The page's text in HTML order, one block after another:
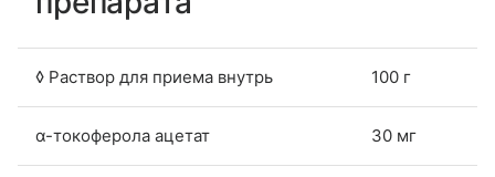
◊ Раствор для приема внутрь 100 г
α-токоферола ацетат 30 мг